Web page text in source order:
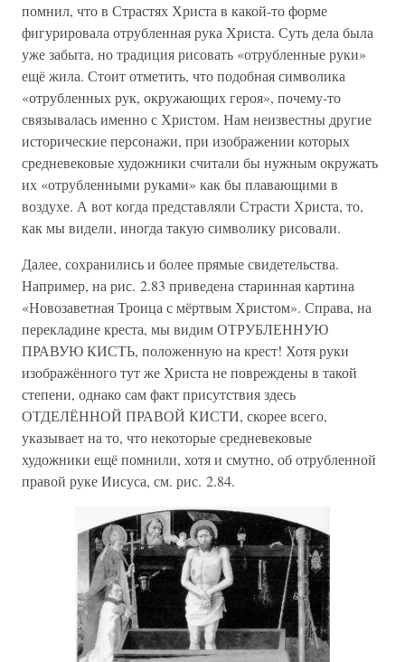
помнил, что в Страстях Христа в какой-то форме
фигурировала отрубленная рука Христа. Суть дела была
уже забыта, но традиция рисовать «отрубленные руки»
ещё жила. Стоит отметить, что подобная символика
«отрубленных рук, окружающих героя», почему-то
связывалась именно с Христом. Нам неизвестны другие
исторические персонажи, при изображении которых
средневековые художники считали бы нужным окружать
их «отрубленными руками» как бы плавающими в
воздухе. А вот когда представляли Страсти Христа, то,
как мы видели, иногда такую символику рисовали.
Далее, сохранились и более прямые свидетельства.
Например, на рис. 2.83 приведена старинная картина
«Новозаветная Троица с мёртвым Христом». Справа, на
перекладине креста, мы видим ОТРУБЛЕННУЮ
ПРАВУЮ КИСТЬ, положенную на крест! Хотя руки
изображённого тут же Христа не повреждены в такой
степени, однако сам факт присутствия здесь
ОТДЕЛЁННОЙ ПРАВОЙ КИСТИ, скорее всего,
указывает на то, что некоторые средневековые
художники ещё помнили, хотя и смутно, об отрубленной
правой руке Иисуса, см. рис. 2.84.